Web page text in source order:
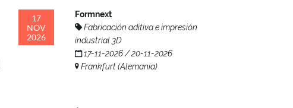
17
NOV
2026
Formnext
Fabricación aditiva e impresión
industrial 3D
17-11-2026 / 20-11-2026
Frankfurt (Alemania)